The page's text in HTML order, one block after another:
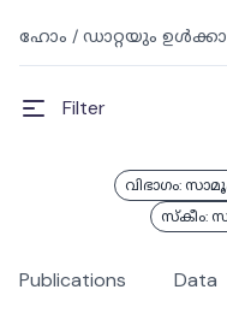
ഹോം / ഡാറ്റയും
Filter
വിഭാഗം:
സ്കീം:
Publications Data